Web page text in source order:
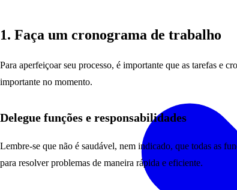
1. Faça um cronograma de trabalho
Para aperfeiçoar seu processo, é importante que as tarefas e
importante no momento.
Delegue funções e responsabilidades
Lembre-se que não é saudável, nem indicado, que todas as
para resolver problemas de maneira rápida e eficiente.